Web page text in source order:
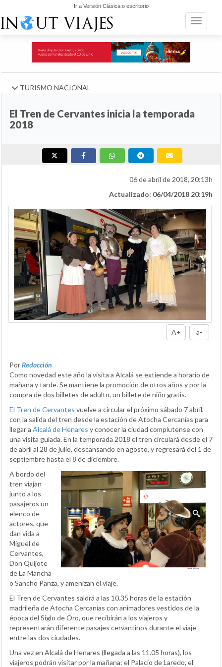
Ir a Versión Clásica o escritorio
Toggle
TURISMO NACIONAL
El Tren de Cervantes inicia la temporada
2018
06 de abril de 2018, 20:13h
Actualizado: 06/04/2018 20:19h
A+ a-
PorRedacción
Como novedad este año la visita a Alcalá se extiende a horario de
mañana y tarde. Se mantiene la promoción de otros años y por la
compra de dos billetes de adulto, un billete de niño gratis.
El Tren de Cervantes vuelve a circular el próximo sábado 7 abril,
con la salida del tren desde la estación de Atocha Cercanías para
llegar a Alcalá de Henares y conocer la ciudad complutense con
una visita guiada. En la temporada 2018 el tren circulará desde el 7
de abril al 28 de julio, descansando en agosto, y regresará del 1 de
septiembre hasta el 8 de diciembre.
A bordo del
tren viajan
junto a los
pasajeros un
elenco de
actores, que
dan vida a
Miguel de
Cervantes,
Don Quijote
de La Mancha
o Sancho Panza, y amenizan el viaje.
El Tren de Cervantes saldrá a las 10.35 horas de la estación
madrileña de Atocha Cercanías con animadores vestidos de la
época del Siglo de Oro, que recibirán a los viajeros y
representarán diferente pasajes cervantinos durante el viaje
entre las dos ciudades.
Una vez en Alcalá de Henares (llegada a las 11.05 horas), los
viajeros podrán visitar por la mañana: el Palacio de Laredo, el